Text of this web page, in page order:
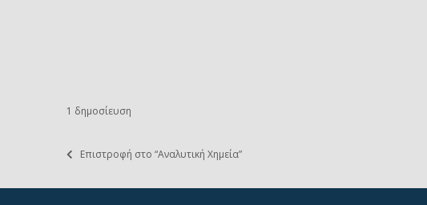
1 δημοσίευση
Επιστροφή στο “Αναλυτική Χημεία”